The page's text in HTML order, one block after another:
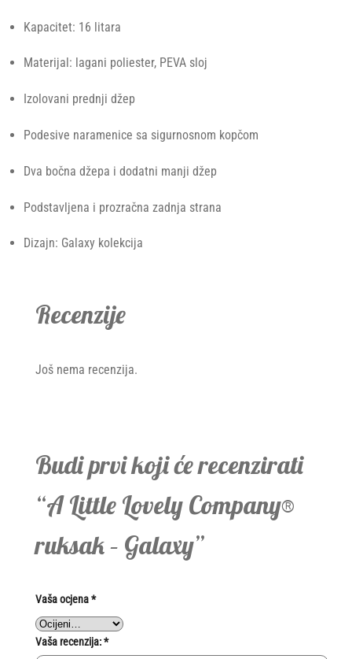
Kapacitet: 16 litara
Materijal: lagani poliester, PEVA sloj
Izolovani prednji džep
Podesive naramenice sa sigurnosnom kopčom
Dva bočna džepa i dodatni manji džep
Podstavljena i prozračna zadnja strana
Dizajn: Galaxy kolekcija
Recenzije
Još nema recenzija.
Budi prvi koji će recenzirati
“A Little Lovely Company®
ruksak – Galaxy”
Vaša ocjena*
Vaša recenzija:*